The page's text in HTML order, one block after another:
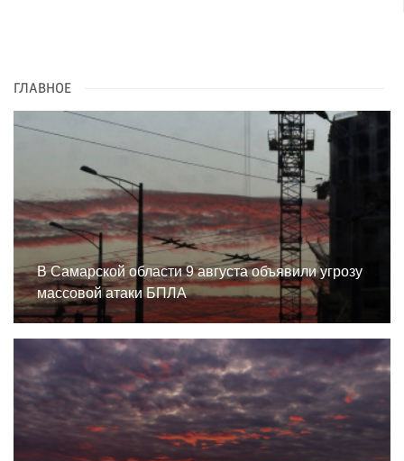
ГЛАВНОЕ
В Самарской области 9 августа объявили угрозу
массовой атаки БПЛА